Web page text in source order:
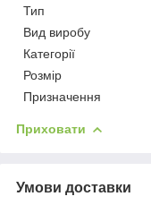
Тип
Вид виробу
Категорії
Розмір
Призначення
Приховати
Умови доставки